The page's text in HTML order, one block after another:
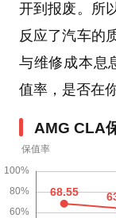
开到报废。所
反应了汽车的
与维修成本息
值率，是否在
AMG CLA